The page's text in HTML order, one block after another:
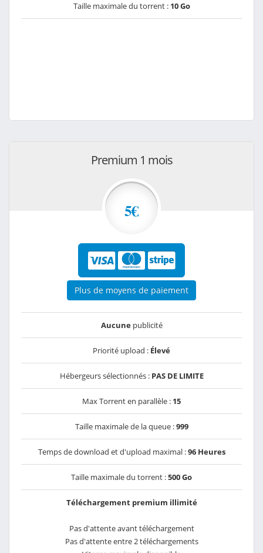
Taille maximale du torrent : 10 Go
Premium 1 mois
5€
Plus de moyens de paiement
Aucunepublicité
Priorité upload : Élevé
Hébergeurs sélectionnés : PAS DE LIMITE
Max Torrent en parallèle : 15
Taille maximale de la queue :999
Temps de download et d'upload maximal :96 Heures
Taille maximale du torrent :500 Go
Téléchargement premium illimité
Pas d'attente avant téléchargement
Pas d'attente entre 2 téléchargements